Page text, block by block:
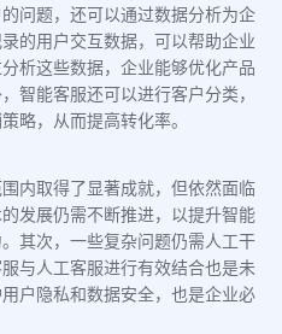
问题，还可以通过数据分析为企
的用户交互数据，可以帮助企业
析这些数据，企业能够优化产品
智能客服还可以进行客户分类，
略，从而提高转化率。
内取得了显著成就，但依然面临
发展仍需不断推进，以提升智能
其次，一些复杂问题仍需人工干
与人工客服进行有效结合也是未
户隐私和数据安全，也是企业必